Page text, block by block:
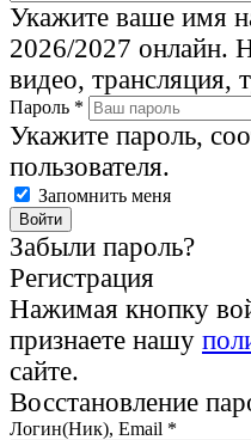
Укажите ваше имя
2026/2027 онлайн.
видео, трансляция,
Пароль *
Укажите пароль,
пользователя.
Запомнить меня
Забыли пароль?
Регистрация
Нажимая кнопку
признаете нашу
сайте.
Восстановление
Логин(Ник), Email *